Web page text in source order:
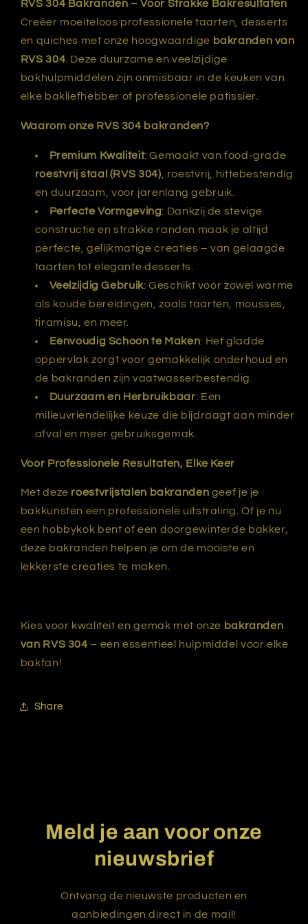
RVS 304 Bakranden – Voor Strakke Bakresultaten
Creëer moeiteloos professionele taarten, desserts
en quiches met onze hoogwaardige bakranden van
RVS 304. Deze duurzame en veelzijdige
bakhulpmiddelen zijn onmisbaar in de keuken van
elke bakliefhebber of professionele patissier.
Waarom onze RVS 304 bakranden?
Premium Kwaliteit: Gemaakt van food-grade
roestvrij staal (RVS 304) , roestvrij, hittebestendig
en duurzaam, voor jarenlang gebruik.
Perfecte Vormgeving: Dankzij de stevige
constructie en strakke randen maak je altijd
perfecte, gelijkmatige creaties – van gelaagde
taarten tot elegante desserts.
Veelzijdig Gebruik: Geschikt voor zowel warme
als koude bereidingen, zoals taarten, mousses,
tiramisu, en meer.
Eenvoudig Schoon te Maken: Het gladde
oppervlak zorgt voor gemakkelijk onderhoud en
de bakranden zijn vaatwasserbestendig.
Duurzaam en Herbruikbaar: Een
milieuvriendelijke keuze die bijdraagt aan minder
afval en meer gebruiksgemak.
Voor Professionele Resultaten, Elke Keer
Met deze roestvrijstalen bakranden geef je je
bakkunsten een professionele uitstraling. Of je nu
een hobbykok bent of een doorgewinterde bakker,
deze bakranden helpen je om de mooiste en
lekkerste creaties te maken.
Kies voor kwaliteit en gemak met onze bakranden
van RVS 304 – een essentieel hulpmiddel voor elke
bakfan!
Share
Meld je aan voor onze
nieuwsbrief
Ontvang de nieuwste producten en
aanbiedingen direct in de mail!